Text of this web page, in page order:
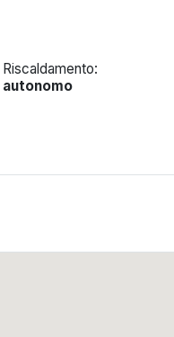
Riscaldamento:
autonomo